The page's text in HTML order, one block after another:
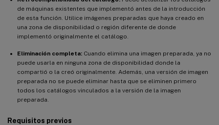
de máquinas existentes que implementó antes de la introducción
de esta función. Utilice imágenes preparadas que haya creado en
una zona de disponibilidad o región diferente de donde
implementó originalmente el catálogo.
Eliminación completa: Cuando elimina una imagen preparada, ya no
puede usarla en ninguna zona de disponibilidad donde la
compartió o la creó originalmente. Además, una versión de imagen
preparada no se puede eliminar hasta que se eliminen primero
todos los catálogos vinculados a la versión de la imagen
preparada.
Requisitos previos